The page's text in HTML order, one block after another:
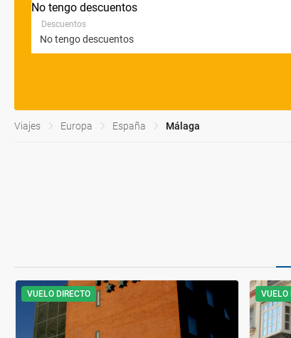
No tengo descuentos
Descuentos
Viajes Europa España Málaga
VUELO DIRECTO VUELO